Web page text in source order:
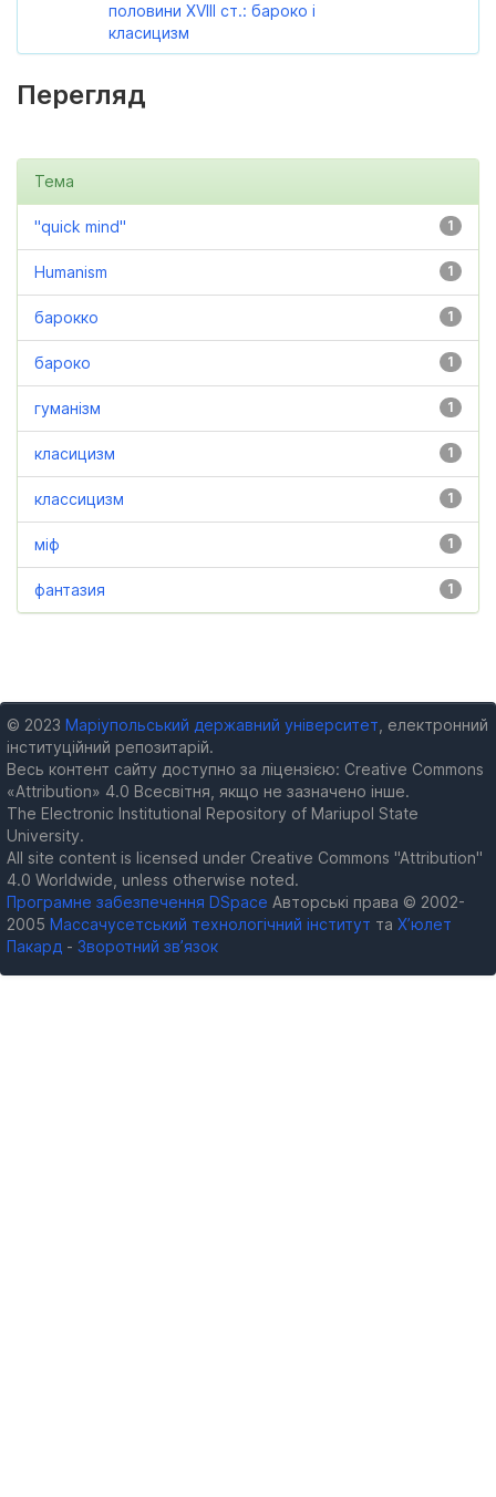
половини XVIII ст.: бароко і
класицизм
Перегляд
Тема
1
"quick mind"
1
Humanism
1
барокко
1
бароко
1
гуманізм
1
класицизм
1
классицизм
1
міф
1
фантазия
© 2023 Маріупольський державний університет , електронний
інституційний репозитарій.
Весь контент сайту доступно за ліцензією: Creative Commons
«Attribution» 4.0 Всесвітня, якщо не зазначено інше.
The Electronic Institutional Repository of Mariupol State
University.
All site content is licensed under Creative Commons "Attribution"
4.0 Worldwide, unless otherwise noted.
Програмне забезпечення DSpace Авторські права © 2002-
2005 Массачусетський технологічний інститут та Х’юлет
Пакард - Зворотний зв’язок